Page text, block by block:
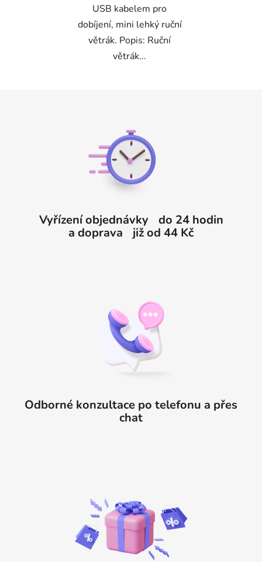
USB kabelem pro
dobíjení, mini lehký ruční
větrák. Popis: Ruční
větrák...
Vyřízení objednávky do 24 hodin
a doprava již od 44 Kč
Odborné konzultace po telefonu a přes
chat